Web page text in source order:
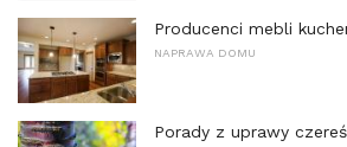
Producenci mebli
NAPRAWA DOMU
Porady z uprawy